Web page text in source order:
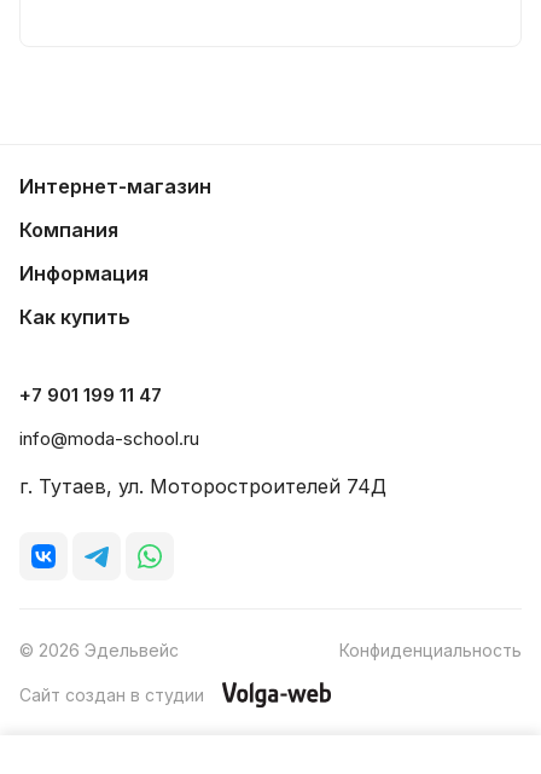
Интернет-магазин
Компания
Информация
Как купить
+7 901 199 11 47
info@moda-school.ru
г. Тутаев, ул. Моторостроителей 74Д
© 2026 Эдельвейс Конфиденциальность
Сайт создан в студии